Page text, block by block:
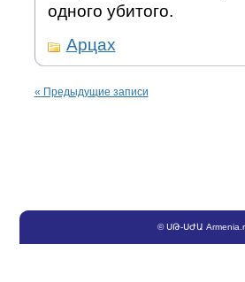
одного убитого.
Арцах
« Предыдущие записи
©ՍԹ-ՍԺԱ